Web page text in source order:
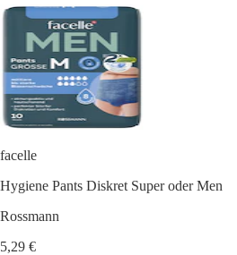
facelle
Hygiene Pants Diskret Super oder Men
Rossmann
5,29 €